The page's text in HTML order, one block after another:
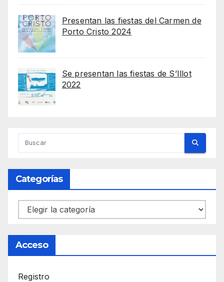
Presentan las fiestas del Carmen de
Porto Cristo 2024
Se presentan las fiestas de S’Illot
2022
Categorías
Categorías
Acceso
Registro